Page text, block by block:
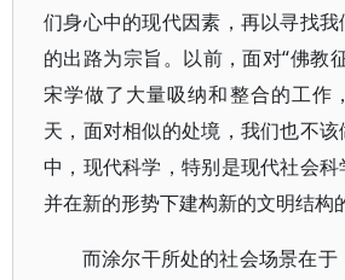
们身心中的现代因素，再以寻找
的出路为宗旨。以前，面对“佛教
宋学做了大量吸纳和整合的工作
天，面对相似的处境，我们也不
中，现代科学，特别是现代社会
并在新的形势下建构新的文明结构
而涂尔干所处的社会场景在于